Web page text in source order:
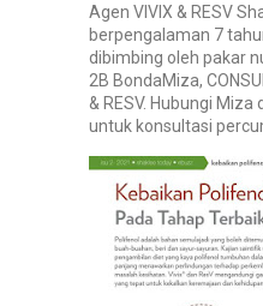
Agen VIVIX & RESV
berpengalaman 7
dibimbing oleh pakar
2B BondaMiza,
& RESV. Hubungi
untuk konsultasi